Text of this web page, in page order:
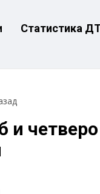
Статистика
и